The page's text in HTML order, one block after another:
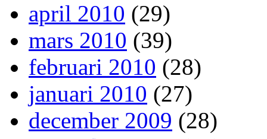
april 2010 (29)
mars 2010 (39)
februari 2010 (28)
januari 2010 (27)
december 2009 (28)